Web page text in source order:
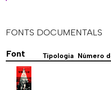
FONTS DOCUMENTALS
Font
Tipologia Número